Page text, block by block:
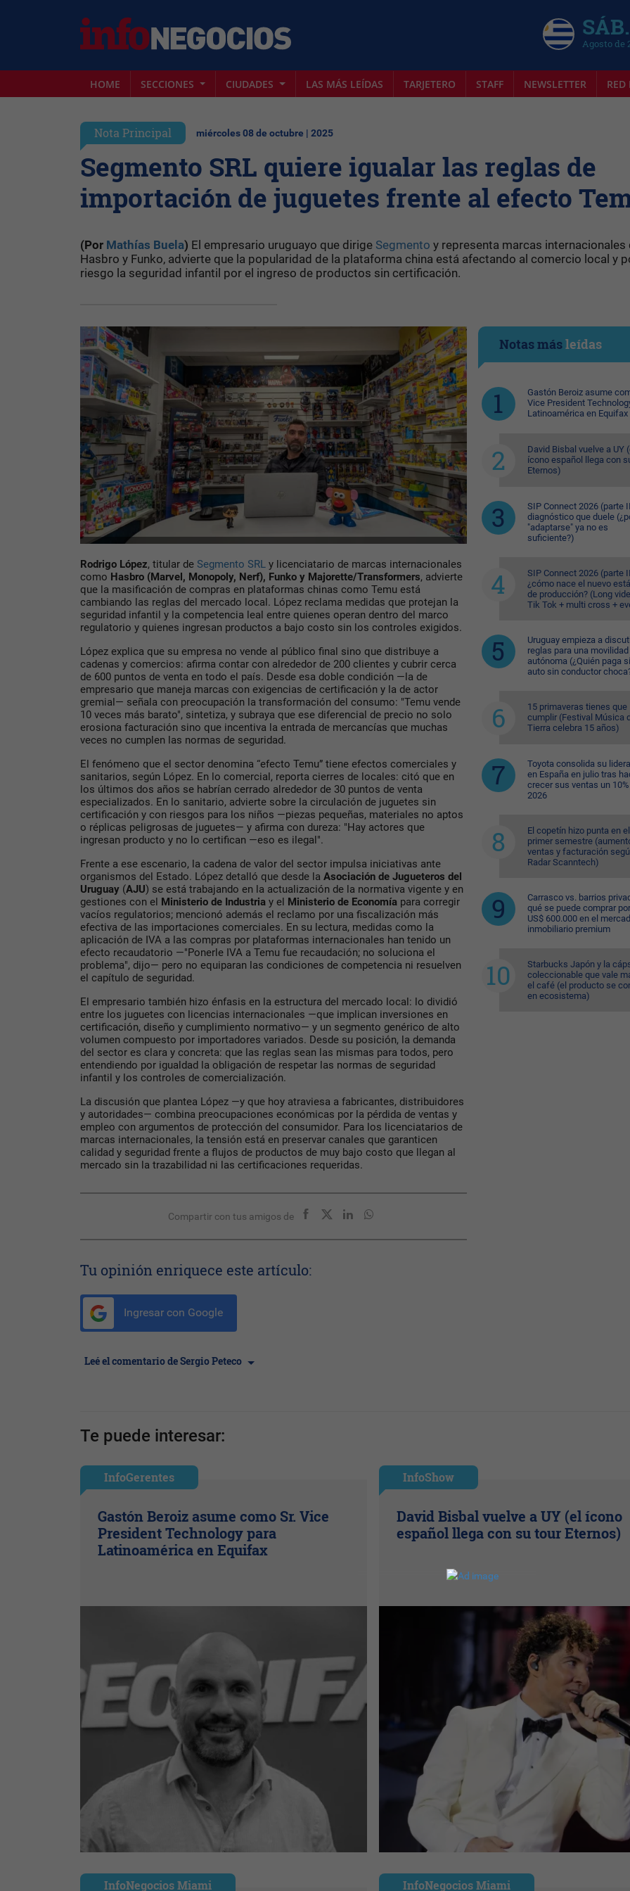
Agosto de
HOME SECCIONES CIUDADES LAS MÁS LEÍDAS TARJETERO STAFF NEWSLETTER RED
Nota Principal miércoles 08 de octubre | 2025
Segmento SRL quiere igualar las reglas de
importación de juguetes frente al efecto
(Por Mathías Buela) El empresario uruguayo que dirige Segmento y representa marcas internacionales
Hasbro y Funko, advierte que la popularidad de la plataforma china está afectando al comercio local y
riesgo la seguridad infantil por el ingreso de productos sin certificación.
Rodrigo López, titular de Segmento SRL y licenciatario de marcas internacionales
como Hasbro (Marvel, Monopoly, Nerf), Funko y Majorette/Transformers, advierte
que la masificación de compras en plataformas chinas como Temu está
cambiando las reglas del mercado local. López reclama medidas que protejan la
seguridad infantil y la competencia leal entre quienes operan dentro del marco
regulatorio y quienes ingresan productos a bajo costo sin los controles exigidos.
López explica que su empresa no vende al público final sino que distribuye a
cadenas y comercios: afirma contar con alrededor de 200 clientes y cubrir cerca
de 600 puntos de venta en todo el país. Desde esa doble condición —la de
empresario que maneja marcas con exigencias de certificación y la de actor
gremial— señala con preocupación la transformación del consumo: "Temu vende
10 veces más barato", sintetiza, y subraya que ese diferencial de precio no solo
erosiona facturación sino que incentiva la entrada de mercancías que muchas
veces no cumplen las normas de seguridad.
El fenómeno que el sector denomina “efecto Temu” tiene efectos comerciales y
sanitarios, según López. En lo comercial, reporta cierres de locales: citó que en
los últimos dos años se habrían cerrado alrededor de 30 puntos de venta
especializados. En lo sanitario, advierte sobre la circulación de juguetes sin
certificación y con riesgos para los niños —piezas pequeñas, materiales no aptos
o réplicas peligrosas de juguetes— y afirma con dureza: "Hay actores que
ingresan producto y no lo certifican —eso es ilegal".
Frente a ese escenario, la cadena de valor del sector impulsa iniciativas ante
organismos del Estado. López detalló que desde la Asociación de Jugueteros del
Uruguay (AJU) se está trabajando en la actualización de la normativa vigente y en
gestiones con el
Ministerio de Industria y el Ministerio de Economía para corregir
vacíos regulatorios; mencionó además el reclamo por una fiscalización más
efectiva de las importaciones comerciales. En su lectura, medidas como la
aplicación de IVA a las compras por plataformas internacionales han tenido un
efecto recaudatorio —"Ponerle IVA a Temu fue recaudación; no soluciona el
problema", dijo— pero no equiparan las condiciones de competencia ni resuelven
el capítulo de seguridad.
El empresario también hizo énfasis en la estructura del mercado local: lo dividió
entre los juguetes con licencias internacionales —que implican inversiones en
certificación, diseño y cumplimiento normativo— y un segmento genérico de alto
volumen compuesto por importadores variados. Desde su posición, la demanda
del sector es clara y concreta: que las reglas sean las mismas para todos, pero
entendiendo por igualdad la obligación de respetar las normas de seguridad
infantil y los controles de comercialización.
La discusión que plantea López —y que hoy atraviesa a fabricantes, distribuidores
y autoridades— combina preocupaciones económicas por la pérdida de ventas y
empleo con argumentos de protección del consumidor. Para los licenciatarios de
marcas internacionales, la tensión está en preservar canales que garanticen
calidad y seguridad frente a flujos de productos de muy bajo costo que llegan al
mercado sin la trazabilidad ni las certificaciones requeridas.
Compartir con tus amigos de
Tu opinión enriquece este artículo:
Ingresar con Google
Leé el comentario de Sergio Peteco
Notas másleídas
Gastón Beroiz asume
Vice President
Latinoamérica en Equifax
David Bisbal vuelve a UY
ícono español llega con
Eternos)
SIP Connect 2026 (parte
diagnóstico que duele
"adaptarse" ya no es
suficiente?)
SIP Connect 2026 (parte
¿cómo nace el nuevo
de producción? (Long
Tik Tok + multi cross +
Uruguay empieza a
reglas para una movilidad
autónoma (¿Quién paga
auto sin conductor
15 primaveras tienes que
cumplir (Festival Música
Tierra celebra 15 años)
Toyota consolida su
en España en julio tras
crecer sus ventas un
2026
El copetín hizo punta en el
primer semestre
ventas y facturación
Radar Scanntech)
Carrasco vs. barrios
qué se puede comprar
US$ 600.000 en el
inmobiliario premium
Starbucks Japón y la
coleccionable que vale
el café (el producto se
en ecosistema)
Te puede interesar:
InfoGerentes
Gastón Beroiz asume como Sr. Vice
President Technology para
Latinoamérica en Equifax
InfoShow
David Bisbal vuelve a UY (el ícono
español llega con su tour Eternos)
InfoNegocios Miami InfoNegocios Miami